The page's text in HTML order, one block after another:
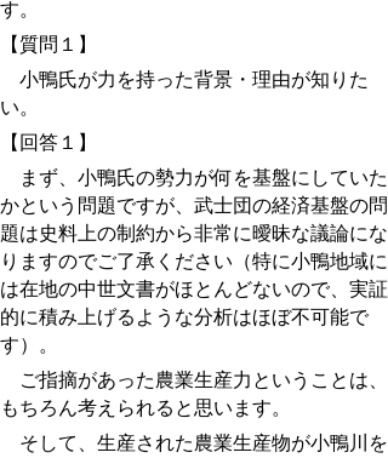
す。
【質問１】
小鴨氏が力を持った背景・理由が知りた
い。
【回答１】
まず、小鴨氏の勢力が何を基盤にしていた
かという問題ですが、武士団の経済基盤の問
題は史料上の制約から非常に曖昧な議論にな
りますのでご了承ください（特に小鴨地域に
は在地の中世文書がほとんどないので、実証
的に積み上げるような分析はほぼ不可能で
す）。
ご指摘があった農業生産力ということは、
もちろん考えられると思います。
そして、生産された農業生産物が小鴨川を